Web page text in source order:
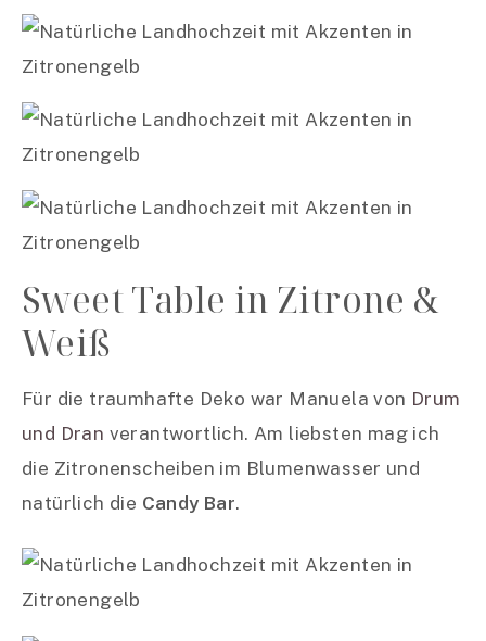
Sweet Table in Zitrone &
Weiß
Für die traumhafte Deko war Manuela von Drum
und Dran verantwortlich. Am liebsten mag ich
die Zitronenscheiben im Blumenwasser und
natürlich die Candy Bar.